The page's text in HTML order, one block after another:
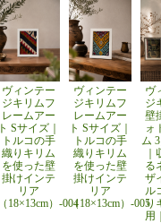
ヴィンテー
ジキリムフ
レームアー
ト Sサイズ｜
トルコの手
織りキリム
を使った壁
掛けインテ
リア
（18×13cm）-004
ヴィンテー
ジキリムフ
レームアー
ト Sサイズ｜
トルコの手
織りキリム
を使った壁
掛けインテ
リア
（18×13cm）-005
ヴ
ジ
壁
ォ
ム
る
ザ
ル
り
用